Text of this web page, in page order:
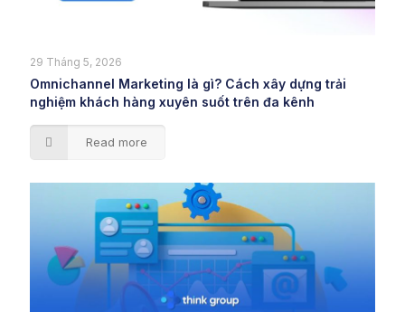
29 Tháng 5, 2026
Omnichannel Marketing là gì? Cách xây dựng trải
nghiệm khách hàng xuyên suốt trên đa kênh
Read more